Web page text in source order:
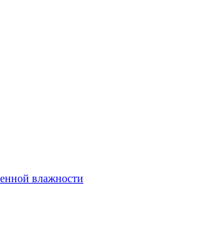
влажности